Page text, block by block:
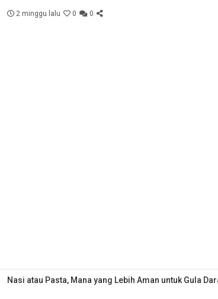
2 minggu lalu 0 0
Nasi atau Pasta, Mana yang Lebih Aman untuk Gula